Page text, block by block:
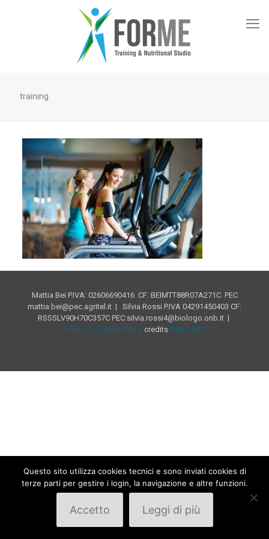
training
Mattia Bei P.IVA: 02606690416 CF: BEIMTT88R07A271C PEC
mattia.bei@pec.agritel.it | Silvia Rossi P.IVA 04291450403 CF:
RSSSLV90H70C357C PEC:silvia.rossi4@biologo.onb.it |
Privacy & Cookie Policy credits NetcoADV
Questo sito utilizza cookies tecnici e sono inviati cookies di
terze parti per gestire i login, la navigazione e altre funzioni.
Accetto Leggi di più